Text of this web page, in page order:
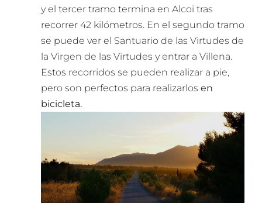
y el tercer tramo termina en Alcoi tras
recorrer 42 kilómetros. En el segundo tramo
se puede ver el Santuario de las Virtudes de
la Virgen de las Virtudes y entrar a Villena.
Estos recorridos se pueden realizar a pie,
pero son perfectos para realizarlos en
bicicleta.